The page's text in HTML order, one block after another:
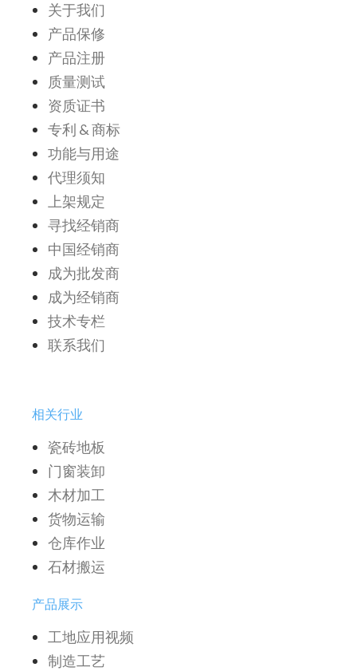
关于我们
产品保修
产品注册
质量测试
资质证书
专利 & 商标
功能与用途
代理须知
上架规定
寻找经销商
中国经销商
成为批发商
成为经销商
技术专栏
联系我们
相关行业
瓷砖地板
门窗装卸
木材加工
货物运输
仓库作业
石材搬运
产品展示
工地应用视频
制造工艺